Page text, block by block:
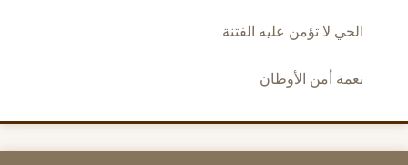
الحي لا تؤمن عليه الفتنة
نعمة أمن الأوطان